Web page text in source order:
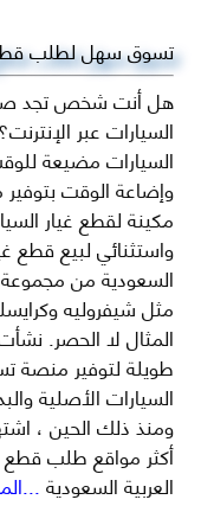
تسوق سهل لطلب قطع
هل أنت شخص تجد
السيارات عبر
السيارات مضيعة
وإضاعة الوقت
مكينة لقطع غيار
واستثنائي لبيع قطع
السعودية من مجموعة
مثل شيفروليه
طويلة لتوفير منصة
السيارات الأصلية
أكثر مواقع طلب قطع
العربية السعودية